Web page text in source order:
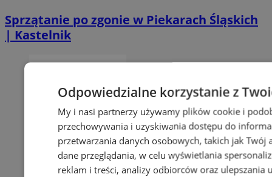
Sprzątanie po zgonie w Piekarach Śląskich
| Kastelnik
Odpowiedzialne korzystanie z
My i nasi partnerzy używamy plików cookie i
przechowywania i uzyskiwania dostępu do
przetwarzania danych osobowych, takich jak
dane przeglądania, w celu wyświetlania
reklam i treści, analizy odbiorców oraz ulepszania